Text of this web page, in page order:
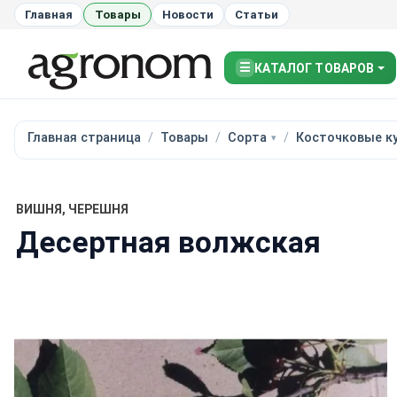
Главная Товары Новости Статьи
☰ КАТАЛОГ ТОВАРОВ
Главная страница Товары Сорта Косточковые
ВИШНЯ, ЧЕРЕШНЯ
Десертная волжская